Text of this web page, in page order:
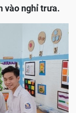
vào nghỉ trưa.